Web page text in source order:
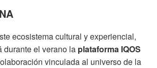
ecosistema cultural y experiencial,
durante el verano la plataforma IQOS
vinculada al universo de la